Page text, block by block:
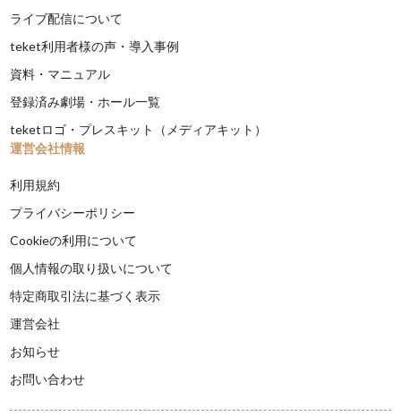
ライブ配信について
teket利用者様の声・導入事例
資料・マニュアル
登録済み劇場・ホール一覧
teketロゴ・プレスキット（メディアキット）
運営会社情報
利用規約
プライバシーポリシー
Cookieの利用について
個人情報の取り扱いについて
特定商取引法に基づく表示
運営会社
お知らせ
お問い合わせ